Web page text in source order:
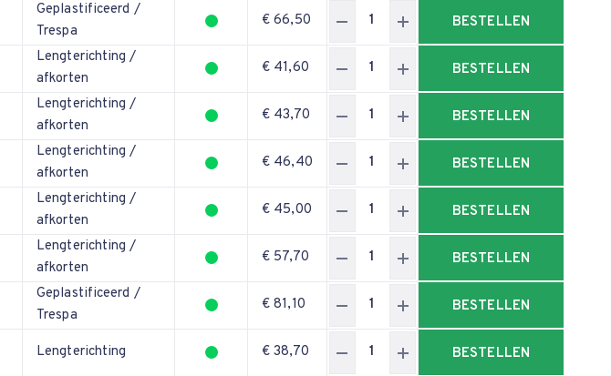
Geplastificeerd /
Trespa
€ 66,50 BESTELLEN
Lengterichting /
afkorten
€ 41,60 BESTELLEN
Lengterichting /
afkorten
€ 43,70 BESTELLEN
Lengterichting /
afkorten
€ 46,40 BESTELLEN
Lengterichting /
afkorten
€ 45,00 BESTELLEN
Lengterichting /
afkorten
€ 57,70 BESTELLEN
Geplastificeerd /
Trespa
€ 81,10 BESTELLEN
Lengterichting € 38,70 BESTELLEN